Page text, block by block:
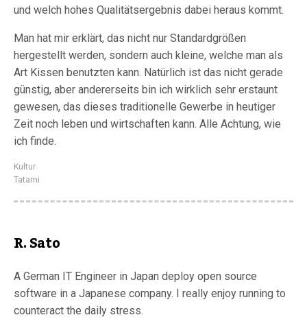
und welch hohes Qualitätsergebnis dabei heraus kommt.
Man hat mir erklärt, das nicht nur Standardgrößen
hergestellt werden, sondern auch kleine, welche man als
Art Kissen benutzten kann. Natürlich ist das nicht gerade
günstig, aber andererseits bin ich wirklich sehr erstaunt
gewesen, das dieses traditionelle Gewerbe in heutiger
Zeit noch leben und wirtschaften kann. Alle Achtung, wie
ich finde.
Kultur
Tatami
R. Sato
A German IT Engineer in Japan deploy open source
software in a Japanese company. I really enjoy running to
counteract the daily stress.